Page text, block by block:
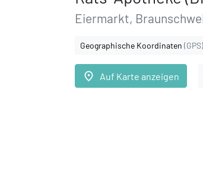
Eiermarkt,
Geographische Koordinaten (GPS)
place Auf Karte anzeigen